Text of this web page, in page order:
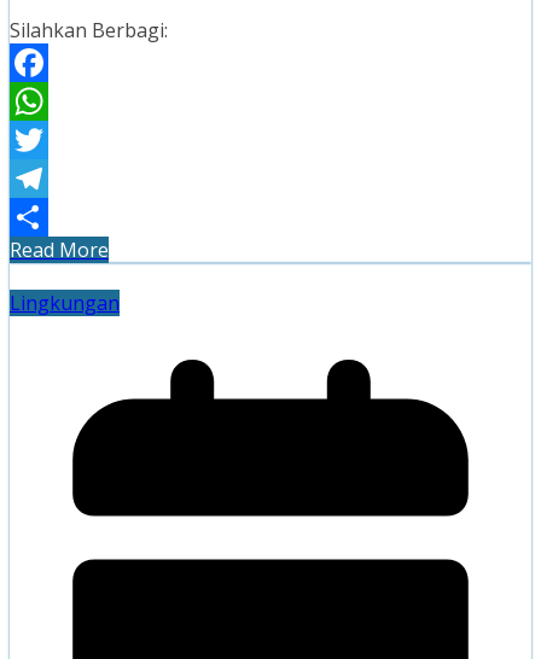
Silahkan Berbagi:
Facebook
WhatsApp
Twitter
Telegram
Share
Read More
Lingkungan